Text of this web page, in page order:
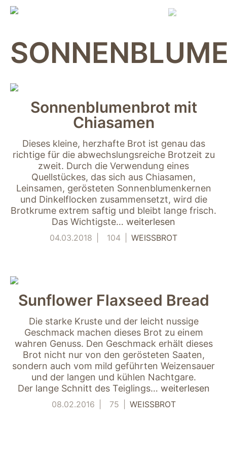
Skip
Sonnenblumenbrot mit
Chiasamen
Dieses kleine, herzhafte Brot ist genau das
richtige für die abwechslungsreiche Brotzeit zu
zweit. Durch die Verwendung eines
Quellstückes, das sich aus Chiasamen,
Leinsamen, gerösteten Sonnenblumenkernen
und Dinkelflocken zusammensetzt, wird die
Brotkrume extrem saftig und bleibt lange frisch.
Das Wichtigste… weiterlesen
04.03.2018 104 WEISSBROT
Sunflower Flaxseed Bread
Die starke Kruste und der leicht nussige
Geschmack machen dieses Brot zu einem
wahren Genuss. Den Geschmack erhält dieses
Brot nicht nur von den gerösteten Saaten,
sondern auch vom mild geführten Weizensauer
und der langen und kühlen Nachtgare.
Der lange Schnitt des Teiglings… weiterlesen
08.02.2016 75 WEISSBROT
Notwendig
Diese Cookies
sind für die
Funktionsweise
der Website
notwendig.